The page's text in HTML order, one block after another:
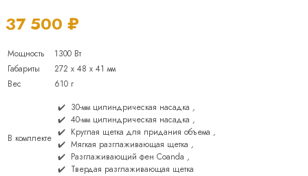
37 500 ₽
Мощность
1300 Вт
Габариты
272 x 48 x 41 мм
Вес
610 г
В комплекте
30-мм цилиндрическая насадка ,
40-мм цилиндрическая насадка ,
Круглая щетка для придания объема ,
Мягкая разглаживающая щетка ,
Разглаживающий фен Coanda ,
Твердая разглаживающая щетка